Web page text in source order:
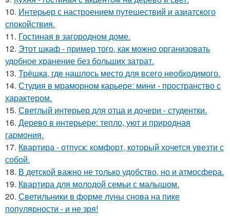
10. Интерьер с настроением путешествий и азиатского
спокойствия.
11. Гостиная в загородном доме.
12. Этот шкаф - пример того, как можно организовать
удобное хранение без больших затрат.
13. Трёшка, где нашлось место для всего необходимого.
14. Студия в мраморном карьере: мини - пространство с
характером.
15. Светлый интерьер для отца и дочери - студентки.
16. Дерево в интерьере: тепло, уют и природная
гармония.
17. Квартира - отпуск: комфорт, который хочется увезти с
собой.
18. В детской важно не только удобство, но и атмосфера.
19. Квартира для молодой семьи с малышом.
20. Светильники в форме луны снова на пике
популярности - и не зря!